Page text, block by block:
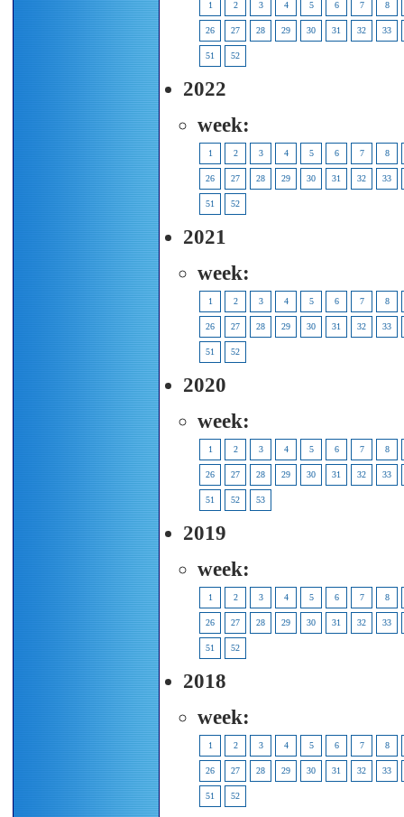
1 2 3 4 5 6 7 8
26 27 28 29 30 31 32 33
51 52
2022
week:
1 2 3 4 5 6 7 8
26 27 28 29 30 31 32 33
51 52
2021
week:
1 2 3 4 5 6 7 8
26 27 28 29 30 31 32 33
51 52
2020
week:
1 2 3 4 5 6 7 8
26 27 28 29 30 31 32 33
51 52 53
2019
week:
1 2 3 4 5 6 7 8
26 27 28 29 30 31 32 33
51 52
2018
week:
1 2 3 4 5 6 7 8
26 27 28 29 30 31 32 33
51 52